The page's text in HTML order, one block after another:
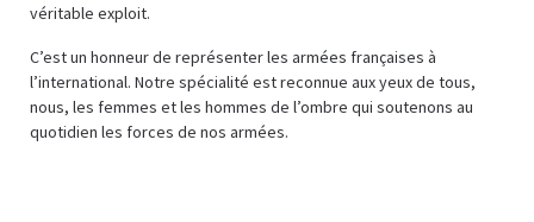
véritable exploit.
C’est un honneur de représenter les armées françaises à
l’international. Notre spécialité est reconnue aux yeux de tous,
nous, les femmes et les hommes de l’ombre qui soutenons au
quotidien les forces de nos armées.